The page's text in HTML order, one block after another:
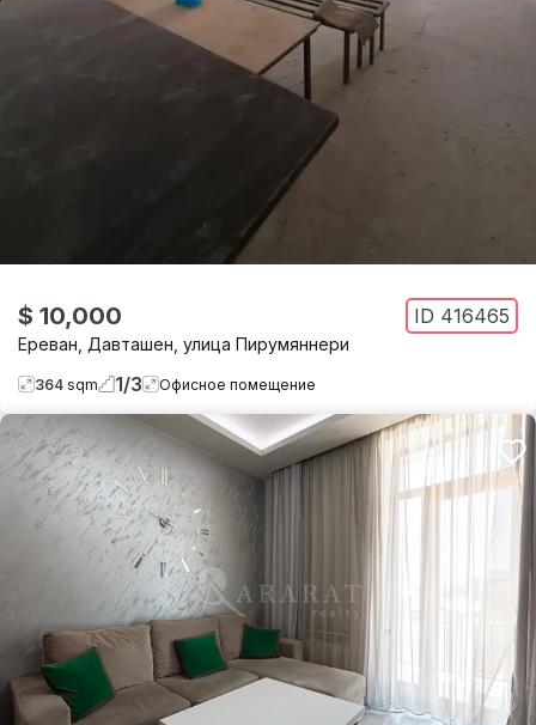
$ 10,000 ID 416465
Ереван Давташен улица Пирумяннери
364 sqm 1/3 Офисное помещение